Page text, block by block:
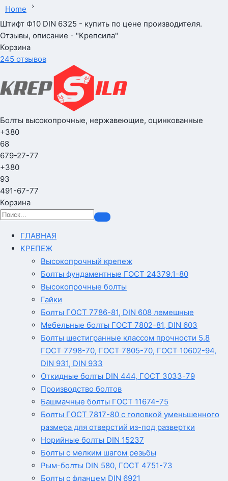
Home
›
Штифт Ф10 DIN 6325 - купить по цене производителя.
Отзывы, описание - "Крепсила"
Корзина
245 отзывов
Болты высокопрочные, нержавеющие, оцинкованные
+380
68
679-27-77
+380
93
491-67-77
Корзина
ГЛАВНАЯ
КРЕПЕЖ
Высокопрочный крепеж
Болты фундаментные ГОСТ 24379.1-80
Высокопрочные болты
Гайки
Болты ГОСТ 7786-81, DIN 608 лемешные
Мебельные болты ГОСТ 7802-81, DIN 603
Болты шестигранные классом прочности 5.8
ГОСТ 7798-70, ГОСТ 7805-70, ГОСТ 10602-94,
DIN 931, DIN 933
Откидные болты DIN 444, ГОСТ 3033-79
Производство болтов
Башмачные болты ГОСТ 11674-75
Болты ГОСТ 7817-80 с головкой уменьшенного
размера для отверстий из-под развертки
Норийные болты DIN 15237
Болты с мелким шагом резьбы
Рым-болты DIN 580, ГОСТ 4751-73
Болты с фланцем DIN 6921